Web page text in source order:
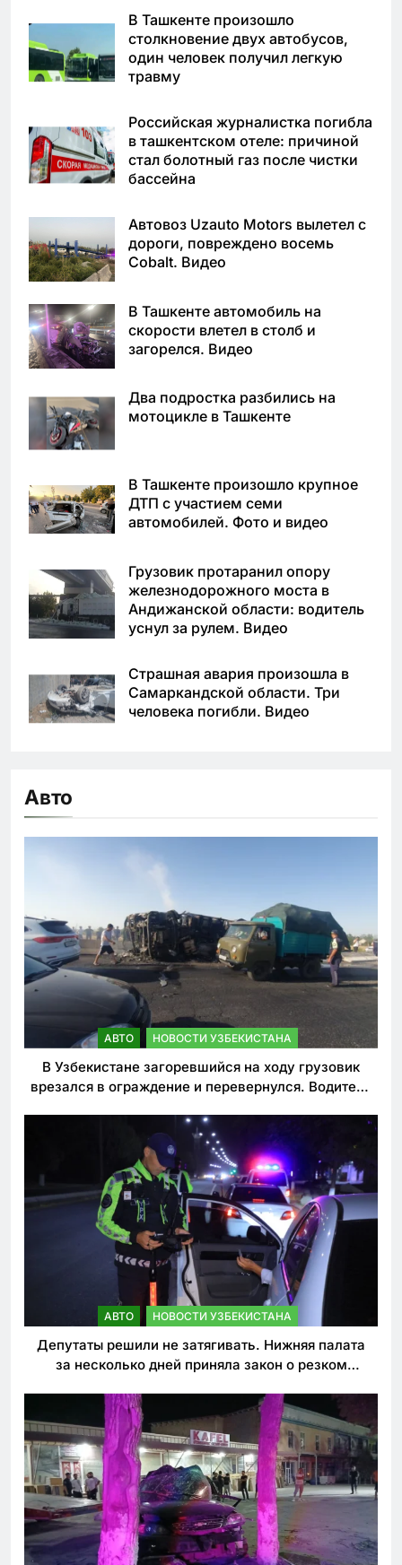
В Ташкенте произошло
столкновение двух автобусов,
один человек получил легкую
травму
Российская журналистка погибла
в ташкентском отеле: причиной
стал болотный газ после чистки
бассейна
Автовоз Uzauto Motors вылетел с
дороги, повреждено восемь
Cobalt. Видео
В Ташкенте автомобиль на
скорости влетел в столб и
загорелся. Видео
Два подростка разбились на
мотоцикле в Ташкенте
В Ташкенте произошло крупное
ДТП с участием семи
автомобилей. Фото и видео
Грузовик протаранил опору
железнодорожного моста в
Андижанской области: водитель
уснул за рулем. Видео
Страшная авария произошла в
Самаркандской области. Три
человека погибли. Видео
Авто
АВТО НОВОСТИ УЗБЕКИСТАНА
В Узбекистане загоревшийся на ходу грузовик
врезался в ограждение и перевернулся. Водитель
АВТО НОВОСТИ УЗБЕКИСТАНА
Депутаты решили не затягивать. Нижняя палата
за несколько дней приняла закон о резком